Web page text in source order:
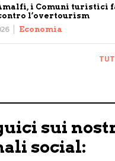
i Comuni turistici
l’overtourism
Economia
sui
social: